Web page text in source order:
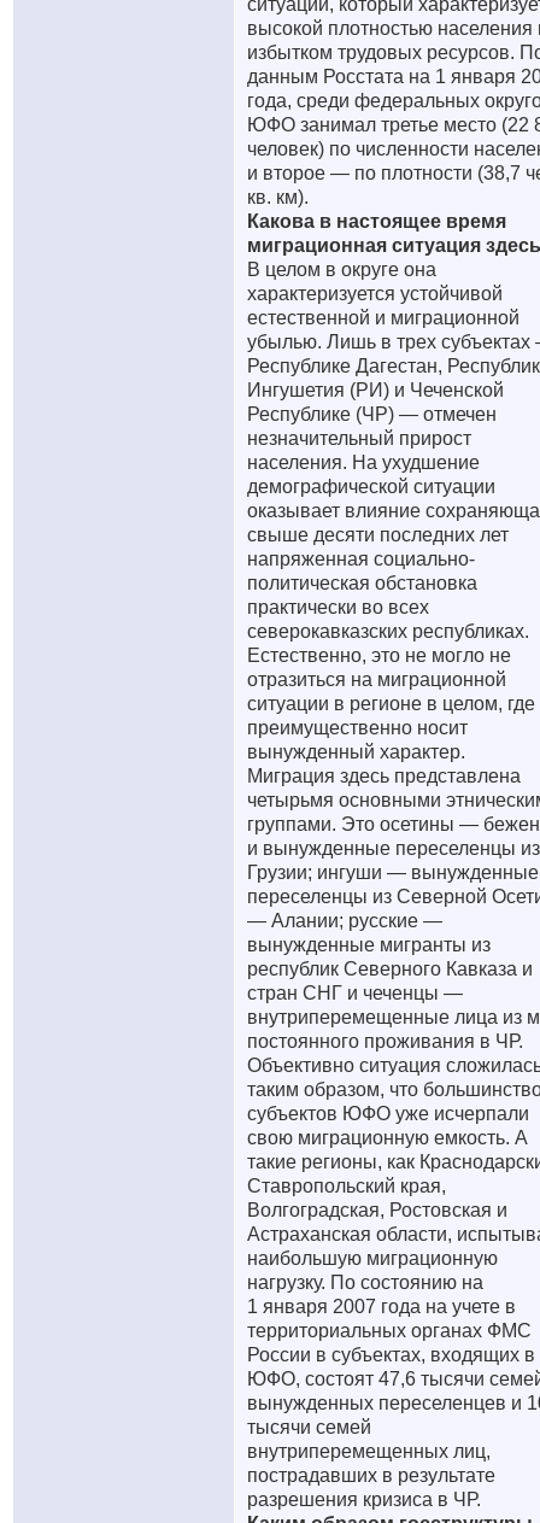
ситуации, который
высокой плотностью населения
избытком трудовых ресурсов.
данным Росстата на 1 января
года, среди федеральных
ЮФО занимал третье место (22
человек) по численности
и второе — по плотности (38,7
кв. км).
Какова в настоящее время
миграционная ситуация
В целом в округе она
характеризуется устойчивой
естественной и миграционной
убылью. Лишь в трех
Республике Дагестан,
Ингушетия (РИ) и Чеченской
Республике (ЧР) — отмечен
незначительный прирост
населения. На ухудшение
демографической ситуации
оказывает влияние
свыше десяти последних лет
напряженная социально-
политическая обстановка
практически во всех
северокавказских республиках.
Естественно, это не могло не
отразиться на миграционной
ситуации в регионе в целом,
преимущественно носит
вынужденный характер.
Миграция здесь представлена
четырьмя основными
группами. Это осетины —
и вынужденные переселенцы из
Грузии; ингуши — вынужденные
переселенцы из Северной
— Алании; русские —
вынужденные мигранты из
республик Северного Кавказа и
стран СНГ и чеченцы —
внутриперемещенные лица из
постоянного проживания в ЧР.
Объективно ситуация
таким образом, что
субъектов ЮФО уже исчерпали
свою миграционную емкость. А
такие регионы, как
Ставропольский края,
Волгоградская, Ростовская и
Астраханская области,
наибольшую миграционную
нагрузку. По состоянию на
1 января 2007 года на учете в
территориальных органах ФМС
России в субъектах, входящих в
ЮФО, состоят 47,6 тысячи
вынужденных переселенцев и
тысячи семей
внутриперемещенных лиц,
пострадавших в результате
разрешения кризиса в ЧР.